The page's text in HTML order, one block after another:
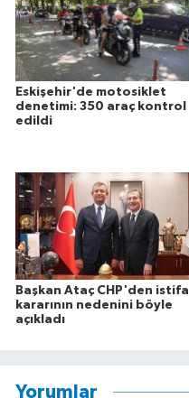
Eskişehir'de motosiklet
denetimi: 350 araç kontrol
edildi
Başkan Ataç CHP'den istifa
kararının nedenini böyle
açıkladı
Yorumlar